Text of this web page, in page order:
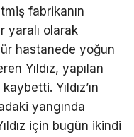
fabrikanın
yaralı olarak
hastanede yoğun
Yıldız, yapılan
Yıldız’ın
yangında
için bugün ikindi